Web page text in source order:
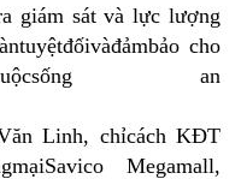
giám sát và lực lượng
tuyệtđốivàđảmbảocho
sống an
Linh, chỉcách KĐT
mạiSavico Megamall,